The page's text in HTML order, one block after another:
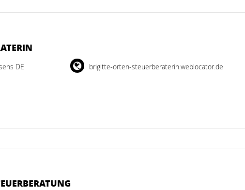
DE brigitte-orten-steuerberaterin.weblocator.de